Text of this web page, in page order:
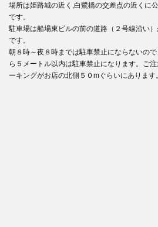
場所は姫路城の近く,白鷺橋の交差点の近くに
です。
駐車場は船場東ビルの前の道路（２号線沿い
です。
朝８時～夜８時までは駐車禁止にならないの
ら５メートル以内は駐車禁止になります。ご
ーキングがお店の北側５０mぐらいにあります。